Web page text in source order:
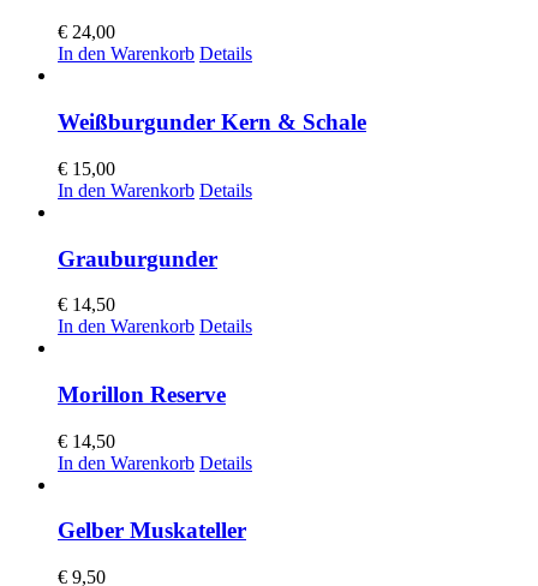
€ 24,00
In den Warenkorb Details
Weißburgunder Kern & Schale
€ 15,00
In den Warenkorb Details
Grauburgunder
€ 14,50
In den Warenkorb Details
Morillon Reserve
€ 14,50
In den Warenkorb Details
Gelber Muskateller
€ 9,50